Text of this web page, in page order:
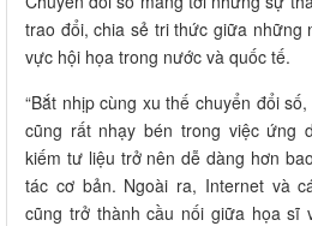
trao đổi, chia sẻ tri thức giữa những
vực hội họa trong nước và quốc tế.
“Bắt nhịp cùng xu thế chuyển đổi
cũng rất nhạy bén trong việc ứng
kiếm tư liệu trở nên dễ dàng hơn
tác cơ bản. Ngoài ra, Internet và
cũng trở thành cầu nối giữa họa sĩ